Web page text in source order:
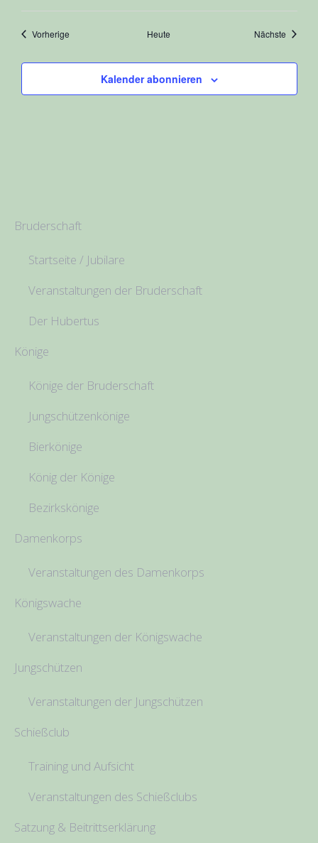
VorherigeVeranstaltungen Heute Nächste
Kalender abonnieren
Bruderschaft
Startseite / Jubilare
Veranstaltungen der Bruderschaft
Der Hubertus
Könige
Könige der Bruderschaft
Jungschützenkönige
Bierkönige
König der Könige
Bezirkskönige
Damenkorps
Veranstaltungen des Damenkorps
Königswache
Veranstaltungen der Königswache
Jungschützen
Veranstaltungen der Jungschützen
Schießclub
Training und Aufsicht
Veranstaltungen des Schießclubs
Satzung & Beitrittserklärung